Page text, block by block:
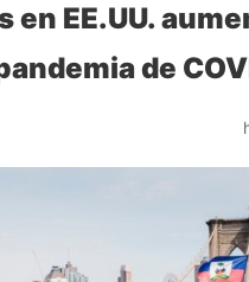
en EE.UU.
de